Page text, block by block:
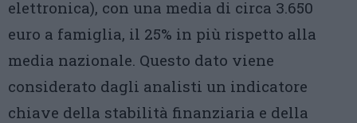
elettronica), con una media di circa 3.650
euro a famiglia, il 25% in più rispetto alla
media nazionale. Questo dato viene
considerato dagli analisti un indicatore
chiave della stabilità finanziaria e della